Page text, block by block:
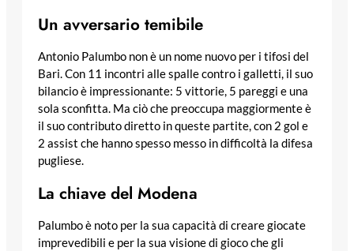
Un avversario temibile
Antonio Palumbo non è un nome nuovo per i tifosi del
Bari. Con 11 incontri alle spalle contro i galletti, il suo
bilancio è impressionante: 5 vittorie, 5 pareggi e una
sola sconfitta. Ma ciò che preoccupa maggiormente è
il suo contributo diretto in queste partite, con 2 gol e
2 assist che hanno spesso messo in difficoltà la difesa
pugliese.
La chiave del Modena
Palumbo è noto per la sua capacità di creare giocate
imprevedibili e per la sua visione di gioco che gli